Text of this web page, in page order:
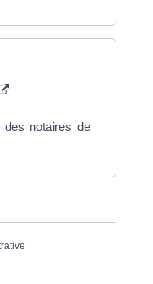
notaires de